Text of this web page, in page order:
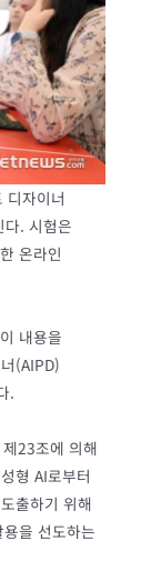
디자이너
. 시험은
온라인
내용을
(AIPD)
.
23조에 의해
형 AI로부터
출하기 위해
을 선도하는